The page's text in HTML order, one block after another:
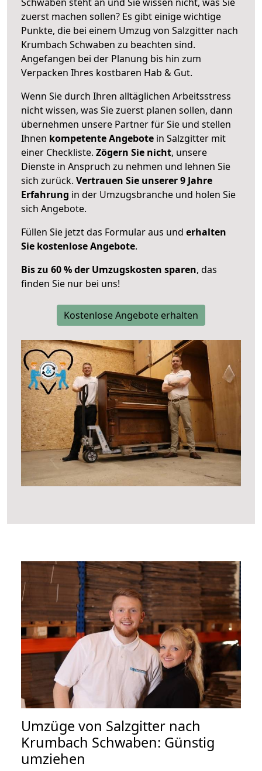
zuerst machen sollen? Es gibt einige wichtige
Punkte, die bei einem Umzug von Salzgitter nach
Krumbach Schwaben zu beachten sind.
Angefangen bei der Planung bis hin zum
Verpacken Ihres kostbaren Hab & Gut.
Wenn Sie durch Ihren alltäglichen Arbeitsstress
nicht wissen, was Sie zuerst planen sollen, dann
übernehmen unsere Partner für Sie und stellen
Ihnen kompetente Angebote in Salzgitter mit
einer Checkliste. Zögern Sie nicht, unsere
Dienste in Anspruch zu nehmen und lehnen Sie
sich zurück. Vertrauen Sie unserer 9 Jahre
Erfahrung in der Umzugsbranche und holen Sie
sich Angebote.
Füllen Sie jetzt das Formular aus und erhalten
Sie kostenlose Angebote.
Bis zu 60 % der Umzugskosten sparen, das
finden Sie nur bei uns!
Kostenlose Angebote erhalten
Umzüge von Salzgitter nach
Krumbach Schwaben: Günstig
umziehen